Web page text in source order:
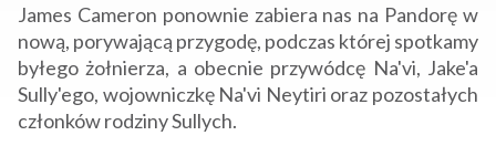
James Cameron ponownie zabiera nas na Pandorę w
nową, porywającą przygodę, podczas której spotkamy
byłego żołnierza, a obecnie przywódcę Na'vi, Jake'a
Sully'ego, wojowniczkę Na'vi Neytiri oraz pozostałych
członków rodziny Sullych.